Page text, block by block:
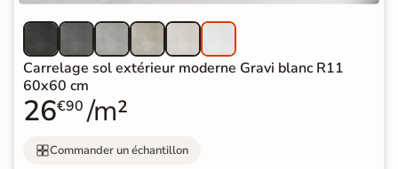
Carrelage sol extérieur moderne Gravi blanc R11
60x60 cm
26€90 /m²
Commander un échantillon